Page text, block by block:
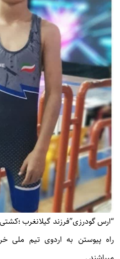
“ارس گودرزی”فرزند گیلانغرب
راه پیوستن به اردوی تیم ملی